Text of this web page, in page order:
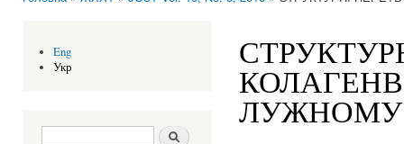
Eng
Укр
Search form Шукати
ЛУЖНОМУ